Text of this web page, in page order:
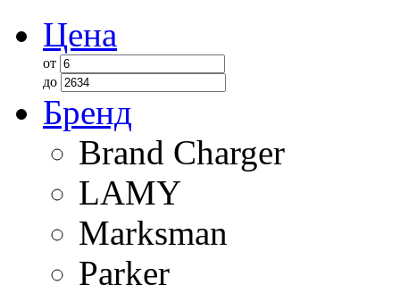
Цена
от
до
Бренд
Brand Charger
LAMY
Marksman
Parker